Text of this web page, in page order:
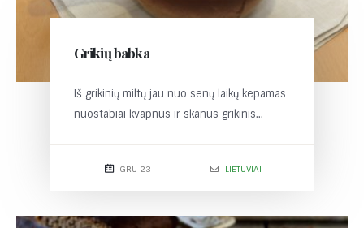
Grikių babka
Iš grikinių miltų jau nuo senų laikų kepamas
nuostabiai kvapnus ir skanus grikinis...
GRU 23 LIETUVIAI